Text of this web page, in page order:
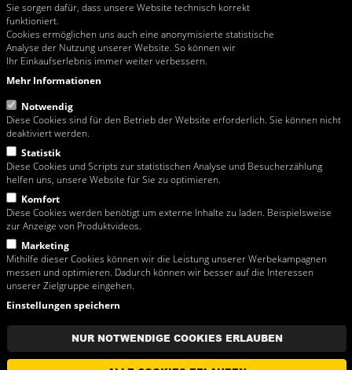
Sie sorgen dafür, dass unsere Website technisch korrekt
funktioniert.
Cookies ermöglichen uns auch eine anonymisierte statistische
Analyse der Nutzung unserer Website. So können wir
Ihr Einkaufserlebnis immer weiter verbessern.
Mehr Informationen
Notwendig
Diese Cookies sind für den Betrieb der Website erforderlich. Sie können nicht
deaktiviert werden.
Statistik
Diese Cookies und Scripts zur statistischen Analyse und Besucherzählung
helfen uns, unsere Website für Sie zu optimieren.
Komfort
Diese Cookies werden benötigt um externe Inhalte zu laden. Beispielsweise
zur Anzeige von Produktvideos.
Marketing
Mithilfe dieser Cookies können wir die Leistung unserer Werbekampagnen
messen und optimieren. Dadurch können wir besser auf die Interessen
unserer Zielgruppe eingehen.
Einstellungen speichern
NUR NOTWENDIGE COOKIES ERLAUBEN
Fax: +43 / 1 / 815 42 32
Email:rosa@rosa-moser.at
Web:www.rosa-moser.at
Öffnungszeiten Büro & Verkauf
Mo - Mi 07:00-11:45 und 13:00-16:30
Fr 07:00-11:45
Link zur Streitbelegungsplattform der EU-Kommission
Diese Website richtet sich ausschließlich an Unternehmen.
Lieferungen in Wien erfolgen ab einem Netto (exkl. MwSt.!) Warenwert von
EUR 150,00 frei Haus. Tippfehler und Preisänderungen vorbehalten.
Sämtliche Abbildungen und Fotographien sind urheberrechtlich geschützt und
dürfen nur unter ausdrücklicher Zustimmung der Rosa Moser
Bauwerkzeuggrosshandel GmbH vervielfältigt oder verwendet werden.
Die Waren verbleiben im Eigentum der Rosa Moser
Kaufpreises.
Kunden ohne Lieferscheinkonto müssen beim Entleihen von Mietgeräten eine
Kaution hinterlegen.